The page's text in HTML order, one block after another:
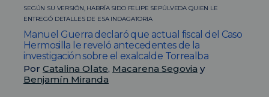
SEGÚN SU VERSIÓN, HABRÍA SIDO FELIPE SEPÚLVEDA QUIEN LE
ENTREGÓ DETALLES DE ESA INDAGATORIA
Manuel Guerra declaró que actual fiscal del Caso
Hermosilla le reveló antecedentes de la
investigación sobre el exalcalde Torrealba
Por Catalina Olate, Macarena Segovia y
Benjamín Miranda